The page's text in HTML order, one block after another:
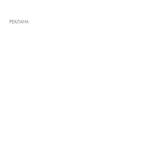
РЕКЛАМА